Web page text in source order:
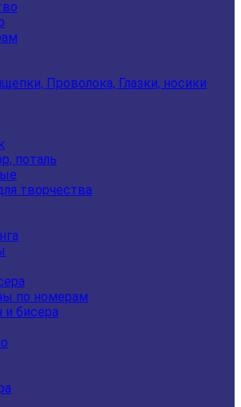
Проволока, Глазки, носики
поталь
творчества
по номерам
и бисера